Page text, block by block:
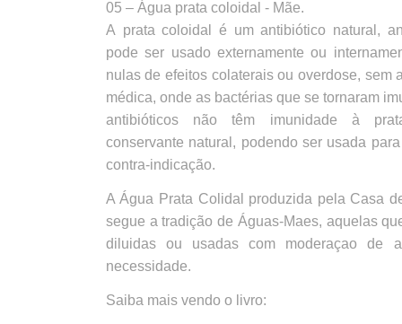
05 – Água prata coloidal - Mãe.
A prata coloidal é um antibiótico natural,
pode ser usado externamente ou
nulas de efeitos colaterais ou overdose, sem
médica, onde as bactérias que se tornaram
antibióticos não têm imunidade à
conservante natural, podendo ser usada
contra-indicação.
A Água Prata Colidal produzida pela Casa
segue a tradição de Águas-Maes, aquelas
diluidas ou usadas com moderaçao de
necessidade.
Saiba mais vendo o livro: